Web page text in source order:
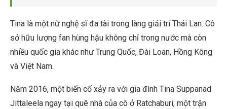
Tina là một nữ nghệ sĩ đa tài trong làng giải trí Thái Lan. Cô
sở hữu lượng fan hùng hậu không chỉ trong nước mà còn
nhiều quốc gia khác như Trung Quốc, Đài Loan, Hồng Kông
và Việt Nam.
Năm 2016, một biến cố xảy ra với gia đình Tina Suppanad
Jittaleela ngay tại quê nhà của cô ở Ratchaburi, một trận